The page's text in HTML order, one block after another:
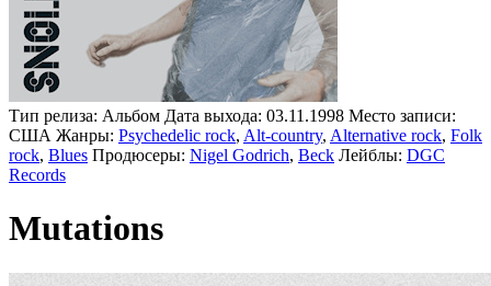
Тип релиза: Альбом Дата выхода: 03.11.1998 Место записи:
CША Жанры: Psychedelic rock, Alt-country, Alternative rock, Folk
rock, Blues Продюсеры: Nigel Godrich, Beck Лейблы: DGC
Records
Mutations